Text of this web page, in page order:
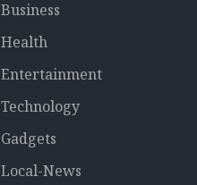
Business
Health
Entertainment
Technology
Gadgets
Local-News